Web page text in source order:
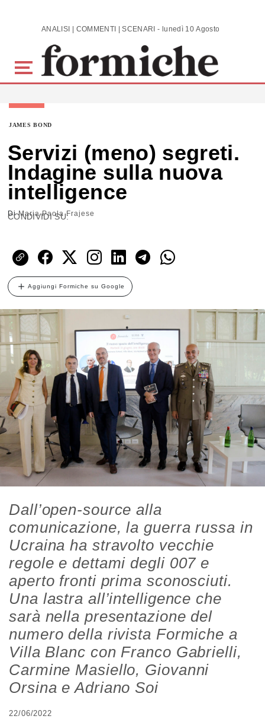
Skip to main content ANALISI | COMMENTI | SCENARI - lunedì 10 Agosto 2026
JAMES BOND
Servizi (meno) segreti.
Indagine sulla nuova
intelligence
DiMaria Paola Frajese
CONDIVIDI SU:
Aggiungi Formiche su Google
Dall’open-source alla
comunicazione, la guerra russa in
Ucraina ha stravolto vecchie
regole e dettami degli 007 e
aperto fronti prima sconosciuti.
Una lastra all’intelligence che
sarà nella presentazione del
numero della rivista Formiche a
Villa Blanc con Franco Gabrielli,
Carmine Masiello, Giovanni
Orsina e Adriano Soi
22/06/2022